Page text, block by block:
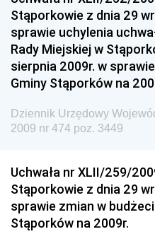
Dziennik Urzędowy
Dziennik Urzędowy
Regionalnej
Dziennik Urzędowy
Dziennik Urzędowy
Dziennik Urzędowy
Inspektora Ochrony
Dziennik Urzędowy
Narodowego i Sportu
Dziennik Urzędowy
Stąporkowie z dnia 29
sprawie uchylenia
Rady Miejskiej w
sierpnia 2009r. w
Gminy Stąporków na
Dziennik Urzędowy
2009 nr 474 poz. 3449
Uchwała nr XLII/259/
Stąporkowie z dnia 29
sprawie zmian w
Stąporków na 2009r.